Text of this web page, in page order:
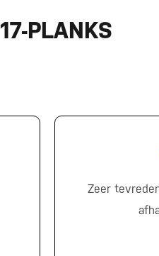
PLANKS
Zeer